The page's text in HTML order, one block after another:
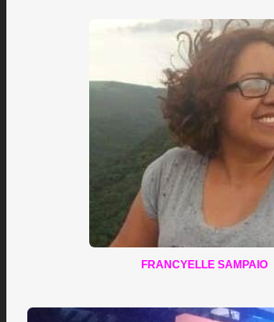
FRANCYELLE SAMPAIO